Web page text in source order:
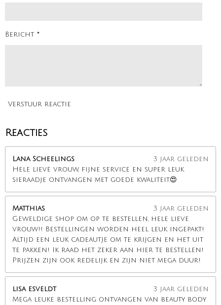
Bericht *
Verstuur reactie
Reacties
Lana Scheelings
3 jaar geleden
Hele lieve vrouw, fijne service en super leuk
sieraadje ontvangen met goede kwaliteit😍
Matthias
3 jaar geleden
Geweldige shop om op te bestellen, hele lieve
vrouw!! Bestellingen worden heel leuk ingepakt!
Altijd een leuk cadeautje om te krijgen en het uit
te pakken! Ik raad het zeker aan hier te bestellen!
Prijzen zijn ook redelijk en zijn niet mega duur!
lisa esveldt
3 jaar geleden
Mega leuke bestelling ontvangen van beauty body